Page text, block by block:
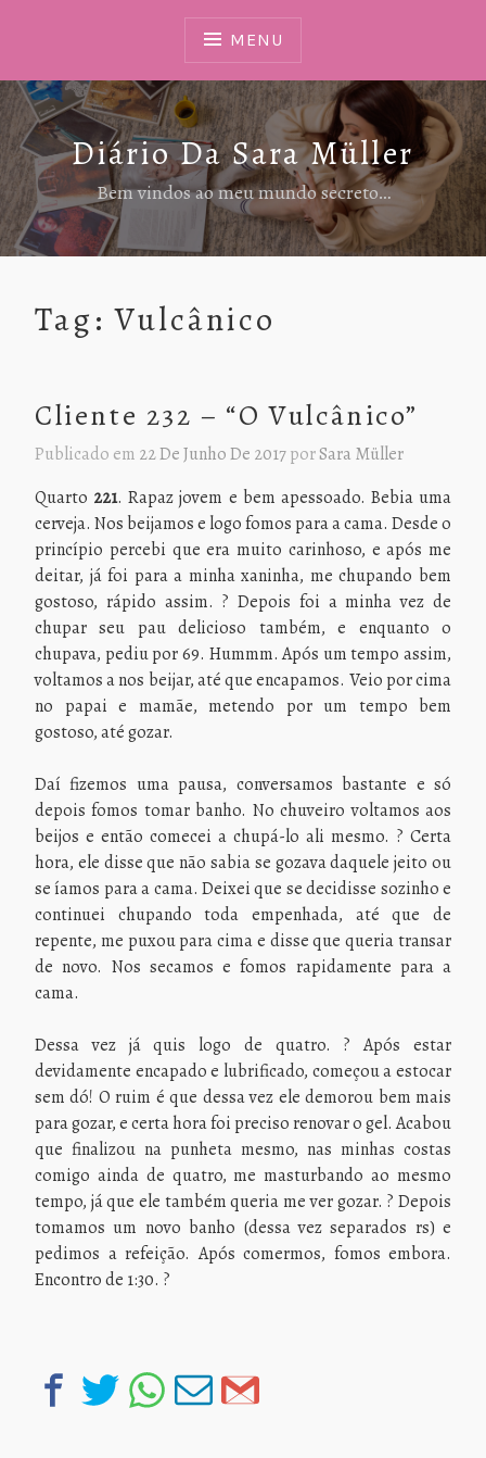
MENU
Diário Da Sara Müller
Bem vindos ao meu mundo secreto…
Tag:Vulcânico
Cliente 232 – “O Vulcânico”
Publicado em 22 De Junho De 2017porSara Müller
Quarto 221. Rapaz jovem e bem apessoado. Bebia uma
cerveja. Nos beijamos e logo fomos para a cama. Desde o
princípio percebi que era muito carinhoso, e após me
deitar, já foi para a minha xaninha, me chupando bem
gostoso, rápido assim. ? Depois foi a minha vez de
chupar seu pau delicioso também, e enquanto o
chupava, pediu por 69. Hummm. Após um tempo assim,
voltamos a nos beijar, até que encapamos. Veio por cima
no papai e mamãe, metendo por um tempo bem
gostoso, até gozar.
Daí fizemos uma pausa, conversamos bastante e só
depois fomos tomar banho. No chuveiro voltamos aos
beijos e então comecei a chupá-lo ali mesmo. ? Certa
hora, ele disse que não sabia se gozava daquele jeito ou
se íamos para a cama. Deixei que se decidisse sozinho e
continuei chupando toda empenhada, até que de
repente, me puxou para cima e disse que queria transar
de novo. Nos secamos e fomos rapidamente para a
cama.
Dessa vez já quis logo de quatro. ? Após estar
devidamente encapado e lubrificado, começou a estocar
sem dó! O ruim é que dessa vez ele demorou bem mais
para gozar, e certa hora foi preciso renovar o gel. Acabou
que finalizou na punheta mesmo, nas minhas costas
comigo ainda de quatro, me masturbando ao mesmo
tempo, já que ele também queria me ver gozar. ? Depois
tomamos um novo banho (dessa vez separados rs) e
pedimos a refeição. Após comermos, fomos embora.
Encontro de 1:30. ?